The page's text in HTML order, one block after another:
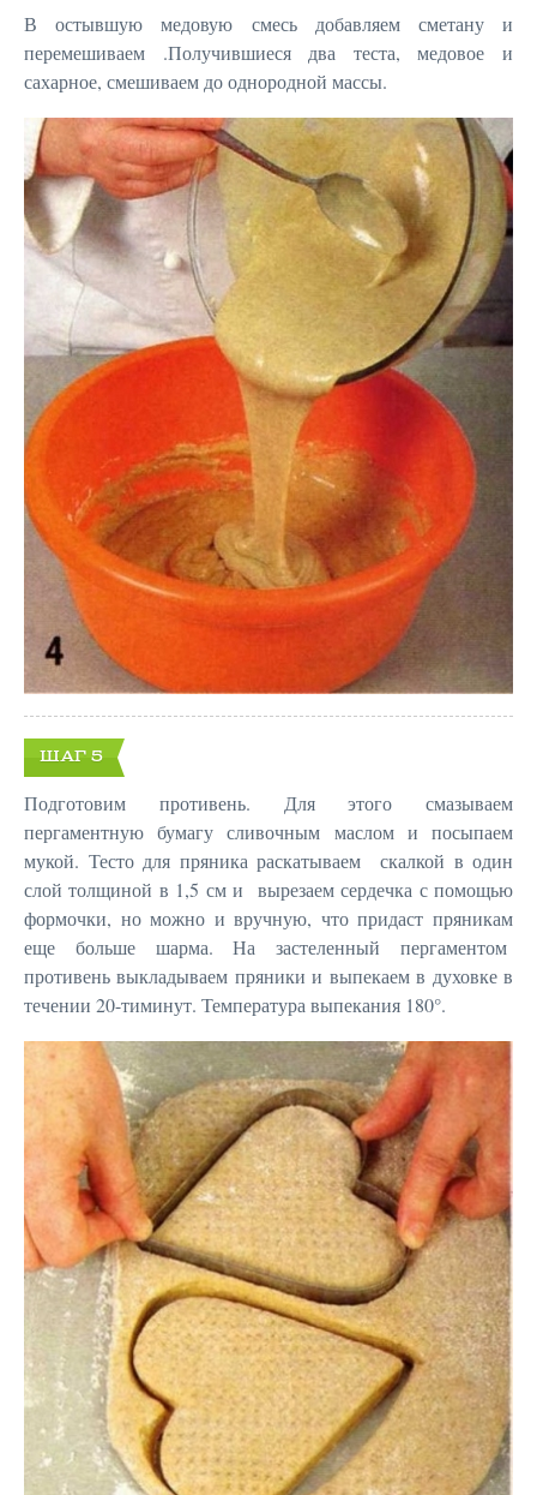
В остывшую медовую смесь добавляем сметану и
перемешиваем .Получившиеся два теста, медовое и
сахарное, смешиваем до однородной массы.
ШАГ 5
Подготовим противень. Для этого смазываем
пергаментную бумагу сливочным маслом и посыпаем
мукой. Тесто для пряника раскатываем скалкой в один
слой толщиной в 1,5 см и вырезаем сердечка с помощью
формочки, но можно и вручную, что придаст пряникам
еще больше шарма. На застеленный пергаментом
противень выкладываем пряники и выпекаем в духовке в
течении 20-тиминут. Температура выпекания 180°.